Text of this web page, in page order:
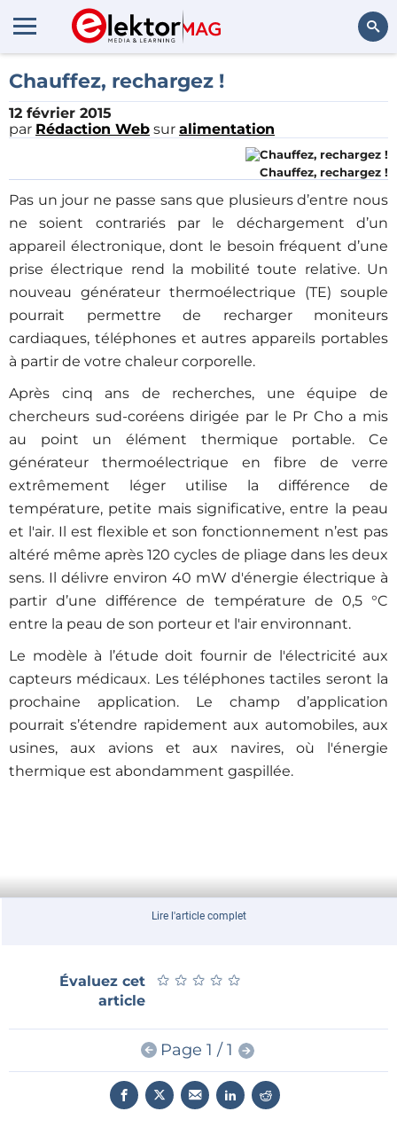
Chauffez, rechargez !
12 février 2015
par Rédaction Web sur alimentation
Chauffez, rechargez !
Pas un jour ne passe sans que plusieurs d’entre nous
ne soient contrariés par le déchargement d’un
appareil électronique, dont le besoin fréquent d’une
prise électrique rend la mobilité toute relative. Un
nouveau générateur thermoélectrique (TE) souple
pourrait permettre de recharger moniteurs
cardiaques, téléphones et autres appareils portables
à partir de votre chaleur corporelle.
Après cinq ans de recherches, une équipe de
chercheurs sud-coréens dirigée par le Pr Cho a mis
au point un élément thermique portable. Ce
générateur thermoélectrique en fibre de verre
extrêmement léger utilise la différence de
température, petite mais significative, entre la peau
et l'air. Il est flexible et son fonctionnement n’est pas
altéré même après 120 cycles de pliage dans les deux
sens. Il délivre environ 40 mW d'énergie électrique à
partir d’une différence de température de 0,5 °C
entre la peau de son porteur et l'air environnant.
Le modèle à l’étude doit fournir de l'électricité aux
capteurs médicaux. Les téléphones tactiles seront la
prochaine application. Le champ d’application
pourrait s’étendre rapidement aux automobiles, aux
usines, aux avions et aux navires, où l'énergie
thermique est abondamment gaspillée.
Lire l'article complet
Évaluez cet
article
★ ★ ★ ★ ★
★ ★ ★ ★ ★
Page 1 / 1